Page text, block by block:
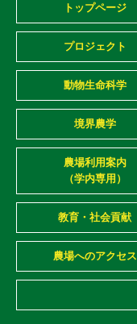
トップページ
プロジェクト
動物生命科学
境界農学
農場利用案内
（学内専用）
教育・社会貢献
農場へのアクセス